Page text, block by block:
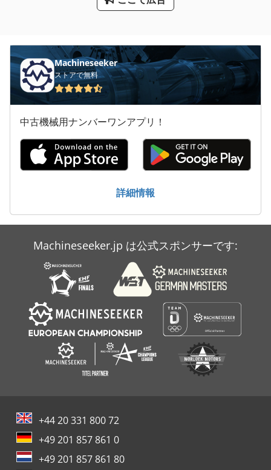
レッカー車
ローラー ラック
大きな トラック
棚 ラック
電動パレットトラック
Machineseeker
ストアで無料
中古機械用ナンバーワンアプリ！
詳細情報
Machineseeker.jp は公式スポンサーです:
+44 20 331 800 72
+49 201 857 861 0
+49 201 857 861 80